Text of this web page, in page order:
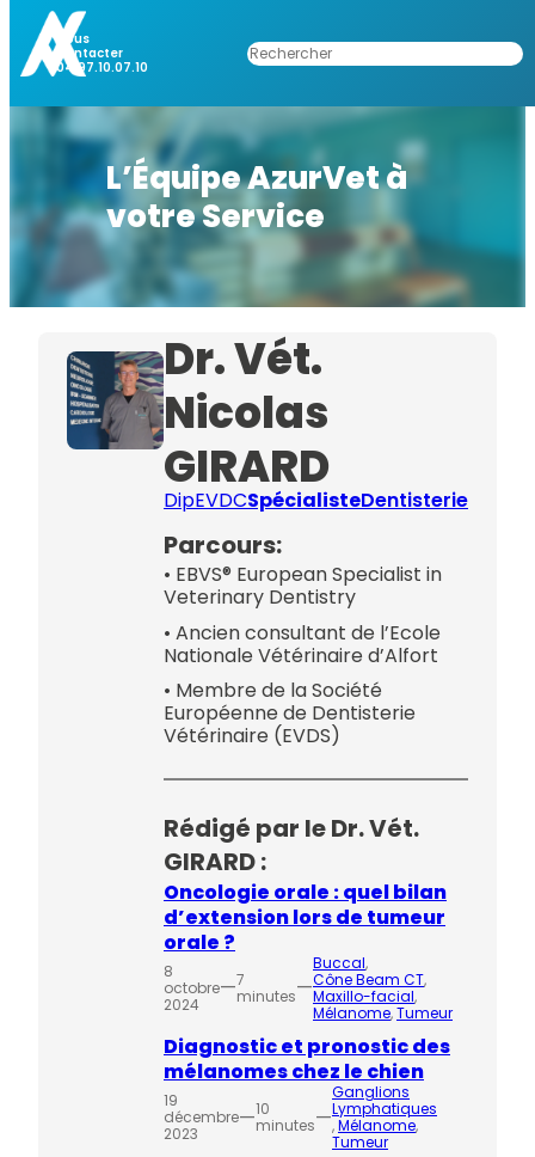
Nous
Contacter
04.97.10.07.10
Rechercher
L’Équipe AzurVet à
votre Service
Dr. Vét.
Nicolas
GIRARD
DipEVDCSpécialisteDentisterie
Parcours:
• EBVS® European Specialist in
Veterinary Dentistry
• Ancien consultant de l’Ecole
Nationale Vétérinaire d’Alfort
• Membre de la Société
Européenne de Dentisterie
Vétérinaire (EVDS)
Rédigé par le Dr. Vét.
GIRARD :
Oncologie orale : quel bilan
d’extension lors de tumeur
orale ?
8
octobre
2024
—7
minutes—
Buccal,
Cône Beam CT,
Maxillo-facial,
Mélanome, Tumeur
Diagnostic et pronostic des
mélanomes chez le chien
19
décembre
2023
—10
minutes—
Ganglions
Lymphatiques
, Mélanome,
Tumeur